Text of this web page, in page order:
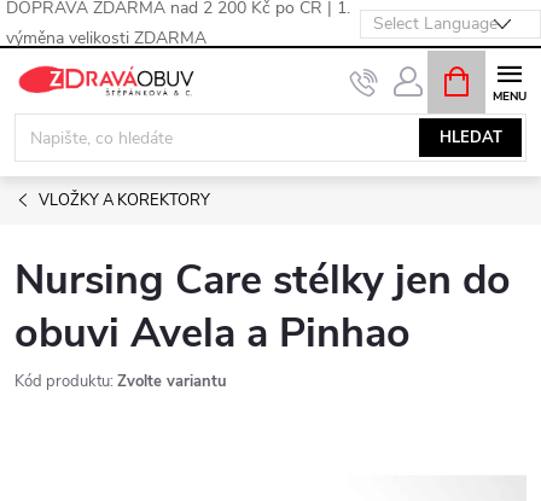
DOPRAVA ZDARMA nad 2 200 Kč po ČR | 1.
výměna velikosti ZDARMA
Přejít
obsah
HLEDAT
NÁKUPNÍ
KOŠÍK
VLOŽKY A KOREKTORY
Nursing Care stélky jen do
obuvi Avela a Pinhao
Kód produktu: Zvolte variantu